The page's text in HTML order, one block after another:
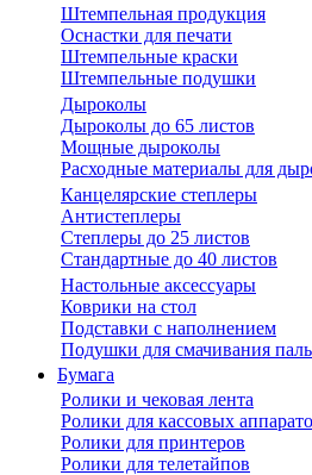
Штемпельная продукция
Оснастки для печати
Штемпельные краски
Штемпельные подушки
Дыроколы
Дыроколы до 65 листов
Мощные дыроколы
Расходные материалы для
Канцелярские степлеры
Антистеплеры
Степлеры до 25 листов
Стандартные до 40 листов
Настольные аксессуары
Коврики на стол
Подставки с наполнением
Подушки для смачивания
Бумага
Ролики и чековая лента
Ролики для кассовых
Ролики для принтеров
Ролики для телетайпов